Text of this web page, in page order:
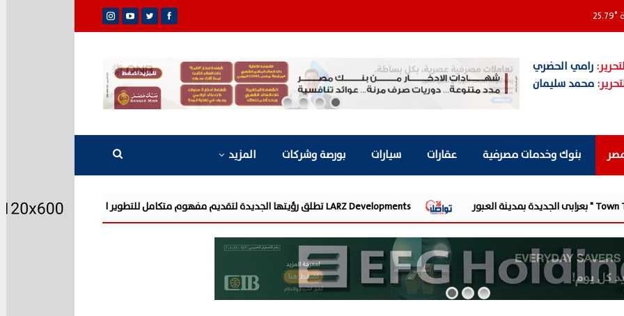
°
25.79
رامي الحضري
محمد سليمان
بنوك وخدمات مصرفية عقارات سيارات بورصة وشركات المزيد
LARZ Developments تطلق رؤيتها الجديدة لتقديم مفهوم متكامل للتطوير العقاري في مصر شركة «AIG» تتعاون مع «CSCEC الصينية» بمشروع «AI Tower» بأعلى المعايير العالمية